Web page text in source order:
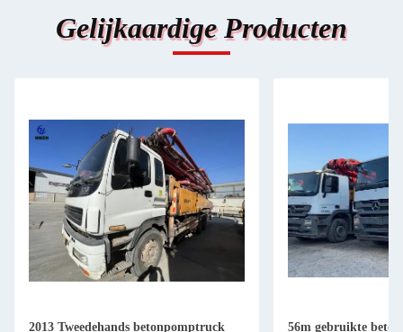
Gelijkaardige Producten
2013 Tweedehands betonpomptruck
56m gebruikte